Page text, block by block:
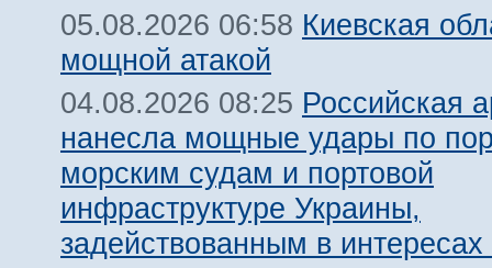
05.08.2026 06:58 Киевская
мощной атакой
04.08.2026 08:25 Российская
нанесла мощные удары по
морским судам и портовой
инфраструктуре Украины,
задействованным в